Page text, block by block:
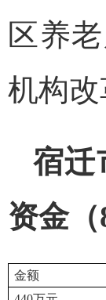
区养
机构改
宿迁
资金
金额